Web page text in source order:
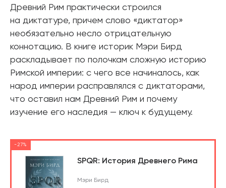
Древний Рим практически строился
на диктатуре, причем слово «диктатор»
необязательно несло отрицательную
коннотацию. В книге историк Мэри Бирд
раскладывает по полочкам сложную историю
Римской империи: с чего все начиналось, как
народ империи расправлялся с диктаторами,
что оставил нам Древний Рим и почему
изучение его наследия — ключ к будущему.
-27%
SPQR: История Древнего Рима
Мэри Бирд